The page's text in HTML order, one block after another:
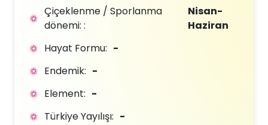
Çiçeklenme / Sporlanma
dönemi: :
Nisan-
Haziran
Hayat Formu: -
Endemik: -
Element: -
Türkiye Yayılışı: -